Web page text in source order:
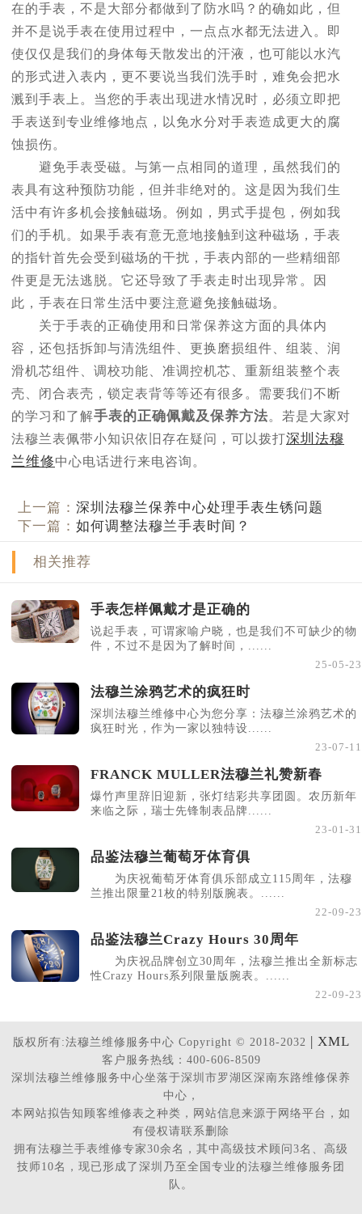
在的手表，不是大部分都做到了防水吗？的确如此，但
并不是说手表在使用过程中，一点点水都无法进入。即
使仅仅是我们的身体每天散发出的汗液，也可能以水汽
的形式进入表内，更不要说当我们洗手时，难免会把水
溅到手表上。当您的手表出现进水情况时，必须立即把
手表送到专业维修地点，以免水分对手表造成更大的腐
蚀损伤。
避免手表受磁。与第一点相同的道理，虽然我们的
表具有这种预防功能，但并非绝对的。这是因为我们生
活中有许多机会接触磁场。例如，男式手提包，例如我
们的手机。如果手表有意无意地接触到这种磁场，手表
的指针首先会受到磁场的干扰，手表内部的一些精细部
件更是无法逃脱。它还导致了手表走时出现异常。因
此，手表在日常生活中要注意避免接触磁场。
关于手表的正确使用和日常保养这方面的具体内
容，还包括拆卸与清洗组件、更换磨损组件、组装、润
滑机芯组件、调校功能、准调控机芯、重新组装整个表
壳、闭合表壳，锁定表背等等还有很多。需要我们不断
的学习和了解手表的正确佩戴及保养方法。若是大家对
法穆兰表佩带小知识依旧存在疑问，可以拨打深圳法穆
兰维修中心电话进行来电咨询。
上一篇：深圳法穆兰保养中心处理手表生锈问题
下一篇：如何调整法穆兰手表时间？
相关推荐
手表怎样佩戴才是正确的
说起手表，可谓家喻户晓，也是我们不可缺少的物
件，不过不是因为了解时间，......
25-05-23
法穆兰涂鸦艺术的疯狂时
深圳法穆兰维修中心为您分享：法穆兰涂鸦艺术的
疯狂时光，作为一家以独特设......
23-07-11
FRANCK MULLER法穆兰礼赞新春
爆竹声里辞旧迎新，张灯结彩共享团圆。农历新年
来临之际，瑞士先锋制表品牌......
23-01-31
品鉴法穆兰葡萄牙体育俱
为庆祝葡萄牙体育俱乐部成立115周年，法穆
兰推出限量21枚的特别版腕表。......
22-09-23
品鉴法穆兰Crazy Hours 30周年
为庆祝品牌创立30周年，法穆兰推出全新标志
性Crazy Hours系列限量版腕表。......
22-09-23
版权所有:法穆兰维修服务中心 Copyright © 2018-2032 | XML
客户服务热线：400-606-8509
深圳法穆兰维修服务中心坐落于深圳市罗湖区深南东路维修保养
中心，
本网站拟告知顾客维修表之种类，网站信息来源于网络平台，如
有侵权请联系删除
拥有法穆兰手表维修专家30余名，其中高级技术顾问3名、高级
技师10名，现已形成了深圳乃至全国专业的法穆兰维修服务团
队。